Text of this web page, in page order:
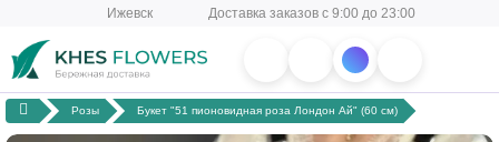
Ижевск Доставка заказов с 9:00 до 23:00
Розы Букет "51 пионовидная роза Лондон Ай" (60 см)